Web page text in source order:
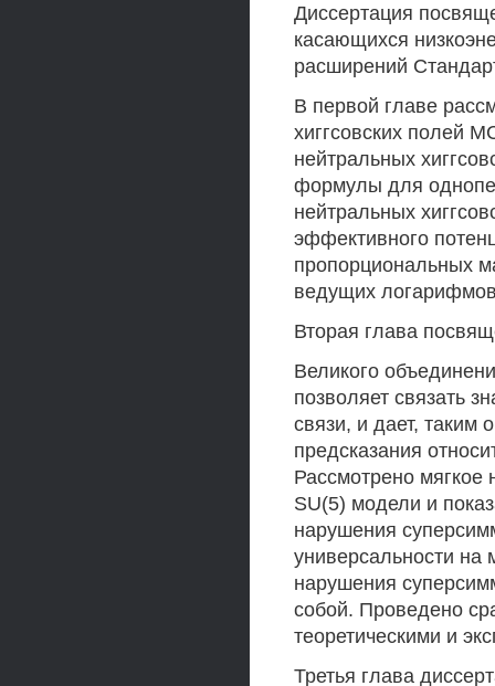
Диссертация
касающихся
расширений
В первой главе
хиггсовских полей
нейтральных
формулы для
нейтральных
эффективного
пропорциональных
ведущих
Вторая глава
Великого
позволяет связать
связи, и дает, таким
предсказания
Рассмотрено мягкое
SU(5) модели и
нарушения
универсальности на
нарушения
собой. Проведено
теоретическими и
Третья глава